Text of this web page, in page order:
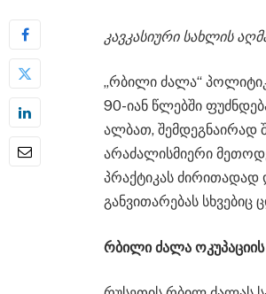
კავკასიური სახლის
„რბილი ძალა“
90-იან წლებში
ალბათ, შემდეგნაირად
არაძალისმიერი
პრაქტიკას ძირითადად
განვითარებას
რბილი ძალა